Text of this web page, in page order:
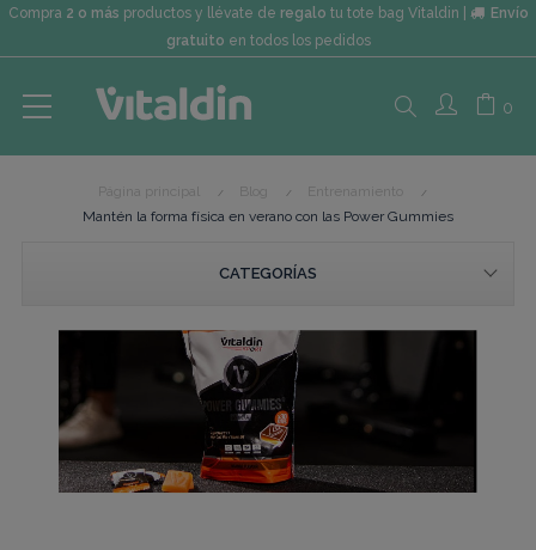
Compra 2 o más productos y llévate de regalo tu tote bag Vitaldin |
Envío
gratuito en todos los pedidos
Search
here...
0
Entrenamiento
Mantén la forma física en verano con las Power Gummies
CATEGORÍAS